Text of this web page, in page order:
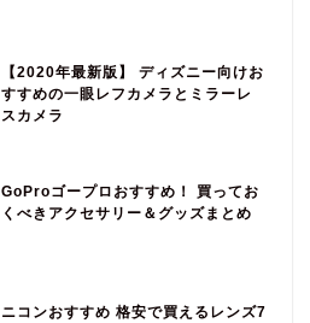
【2020年最新版】 ディズニー向けお
すすめの一眼レフカメラとミラーレ
スカメラ
GoProゴープロおすすめ！ 買ってお
くべきアクセサリー＆グッズまとめ
ニコンおすすめ 格安で買えるレンズ7